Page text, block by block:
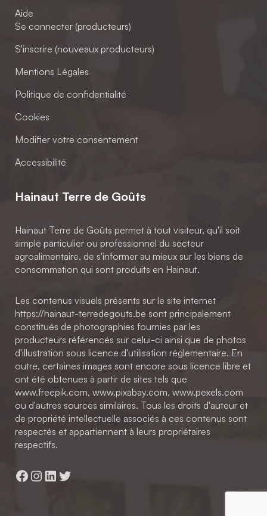
Aide
Se connecter (producteurs)
S'inscrire (nouveaux producteurs)
Mentions Légales
Politique de confidentialité
Cookies
Modifier votre consentement
Accessibilité
Hainaut Terre de Goûts
Hainaut Terre de Goûts permet à tout visiteur, qu'il soit
simple particulier ou professionnel du secteur
agroalimentaire, de s'informer au mieux sur les biens de
consommation qui sont produits en Hainaut.
Les contenus visuels présents sur le site internet
https://hainaut-terredegouts.be sont principalement
constitués de photographies fournies par les
producteurs référencés sur celui-ci ainsi que de photos
d'illustration sous licence d'utilisation réglementaire. En
outre, certaines images sont encore sous licence libre et
ont été obtenues à partir de sites tels que
www.freepik.com, www.pixabay.com, www.pexels.com
ou d'autres sources similaires. Tous les droits d'auteur et
de propriété intellectuelle associés à ces contenus sont
respectés et appartiennent à leurs propriétaires
respectifs.
Facebook
Instagram
LinkedIn
Twitter